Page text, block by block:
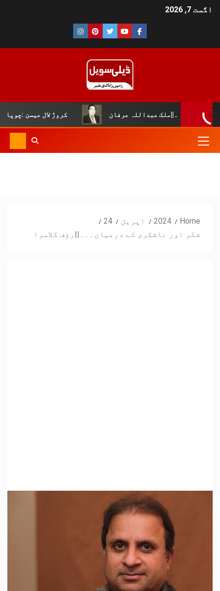
اگست 7, 2026
کروڑ لال عیسن :چوپال کلچرل اینڈ عبداللہ عرفان
Home
2024 اپریل
24
شکر اور ناشکری کے درمیان۔۔۔||رؤف کلاسرا